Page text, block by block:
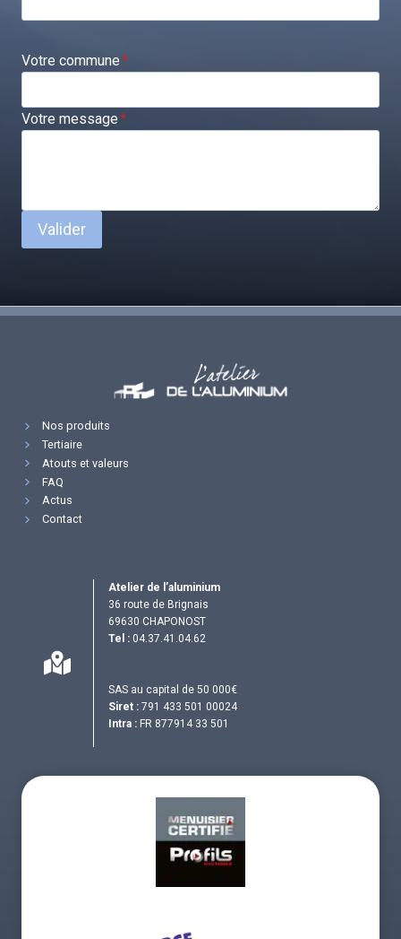
Votre commune*
Votre message*
Valider
Nos produits
Tertiaire
Atouts et valeurs
FAQ
Actus
Contact
Atelier de l’aluminium
36 route de Brignais
69630 CHAPONOST
Tel : 04.37.41.04.62
SAS au capital de 50 000€
Siret : 791 433 501 00024
Intra : FR 877914 33 501